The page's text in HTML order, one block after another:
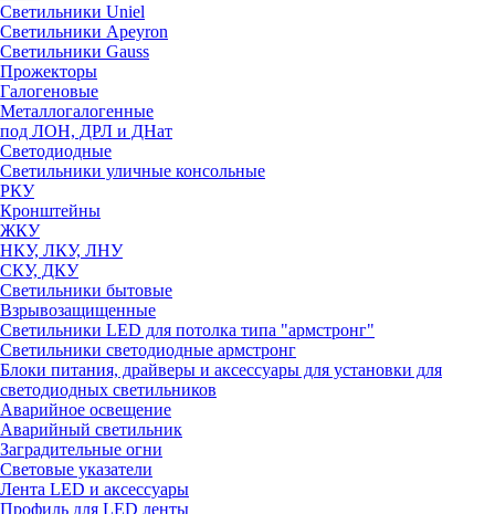
Светильники Uniel
Светильники Apeyron
Светильники Gauss
Прожекторы
Галогеновые
Металлогалогенные
под ЛОН, ДРЛ и ДНат
Светодиодные
Светильники уличные консольные
РКУ
Кронштейны
ЖКУ
НКУ, ЛКУ, ЛНУ
СКУ, ДКУ
Светильники бытовые
Взрывозащищенные
Светильники LED для потолка типа "армстронг"
Светильники светодиодные армстронг
Блоки питания, драйверы и аксессуары для установки для
светодиодных светильников
Аварийное освещение
Аварийный светильник
Заградительные огни
Световые указатели
Лента LED и аксессуары
Профиль для LED ленты